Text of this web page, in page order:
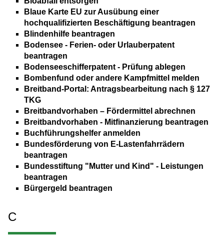
Blaue Karte EU zur Ausübung einer
hochqualifizierten Beschäftigung beantragen
Blindenhilfe beantragen
Bodensee - Ferien- oder Urlauberpatent
beantragen
Bodenseeschifferpatent - Prüfung ablegen
Bombenfund oder andere Kampfmittel melden
Breitband-Portal: Antragsbearbeitung nach § 127
TKG
Breitbandvorhaben – Fördermittel abrechnen
Breitbandvorhaben - Mitfinanzierung beantragen
Buchführungshelfer anmelden
Bundesförderung von E-Lastenfahrrädern
beantragen
Bundesstiftung "Mutter und Kind" - Leistungen
beantragen
Bürgergeld beantragen
C